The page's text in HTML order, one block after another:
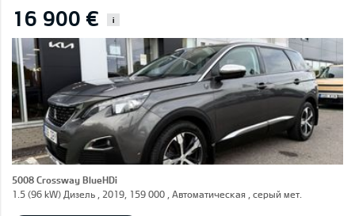
16 900 € i
5008 Crossway BlueHDi
1.5 (96 kW) Дизель , 2019, 159 000 , Автоматическая , серый мет.